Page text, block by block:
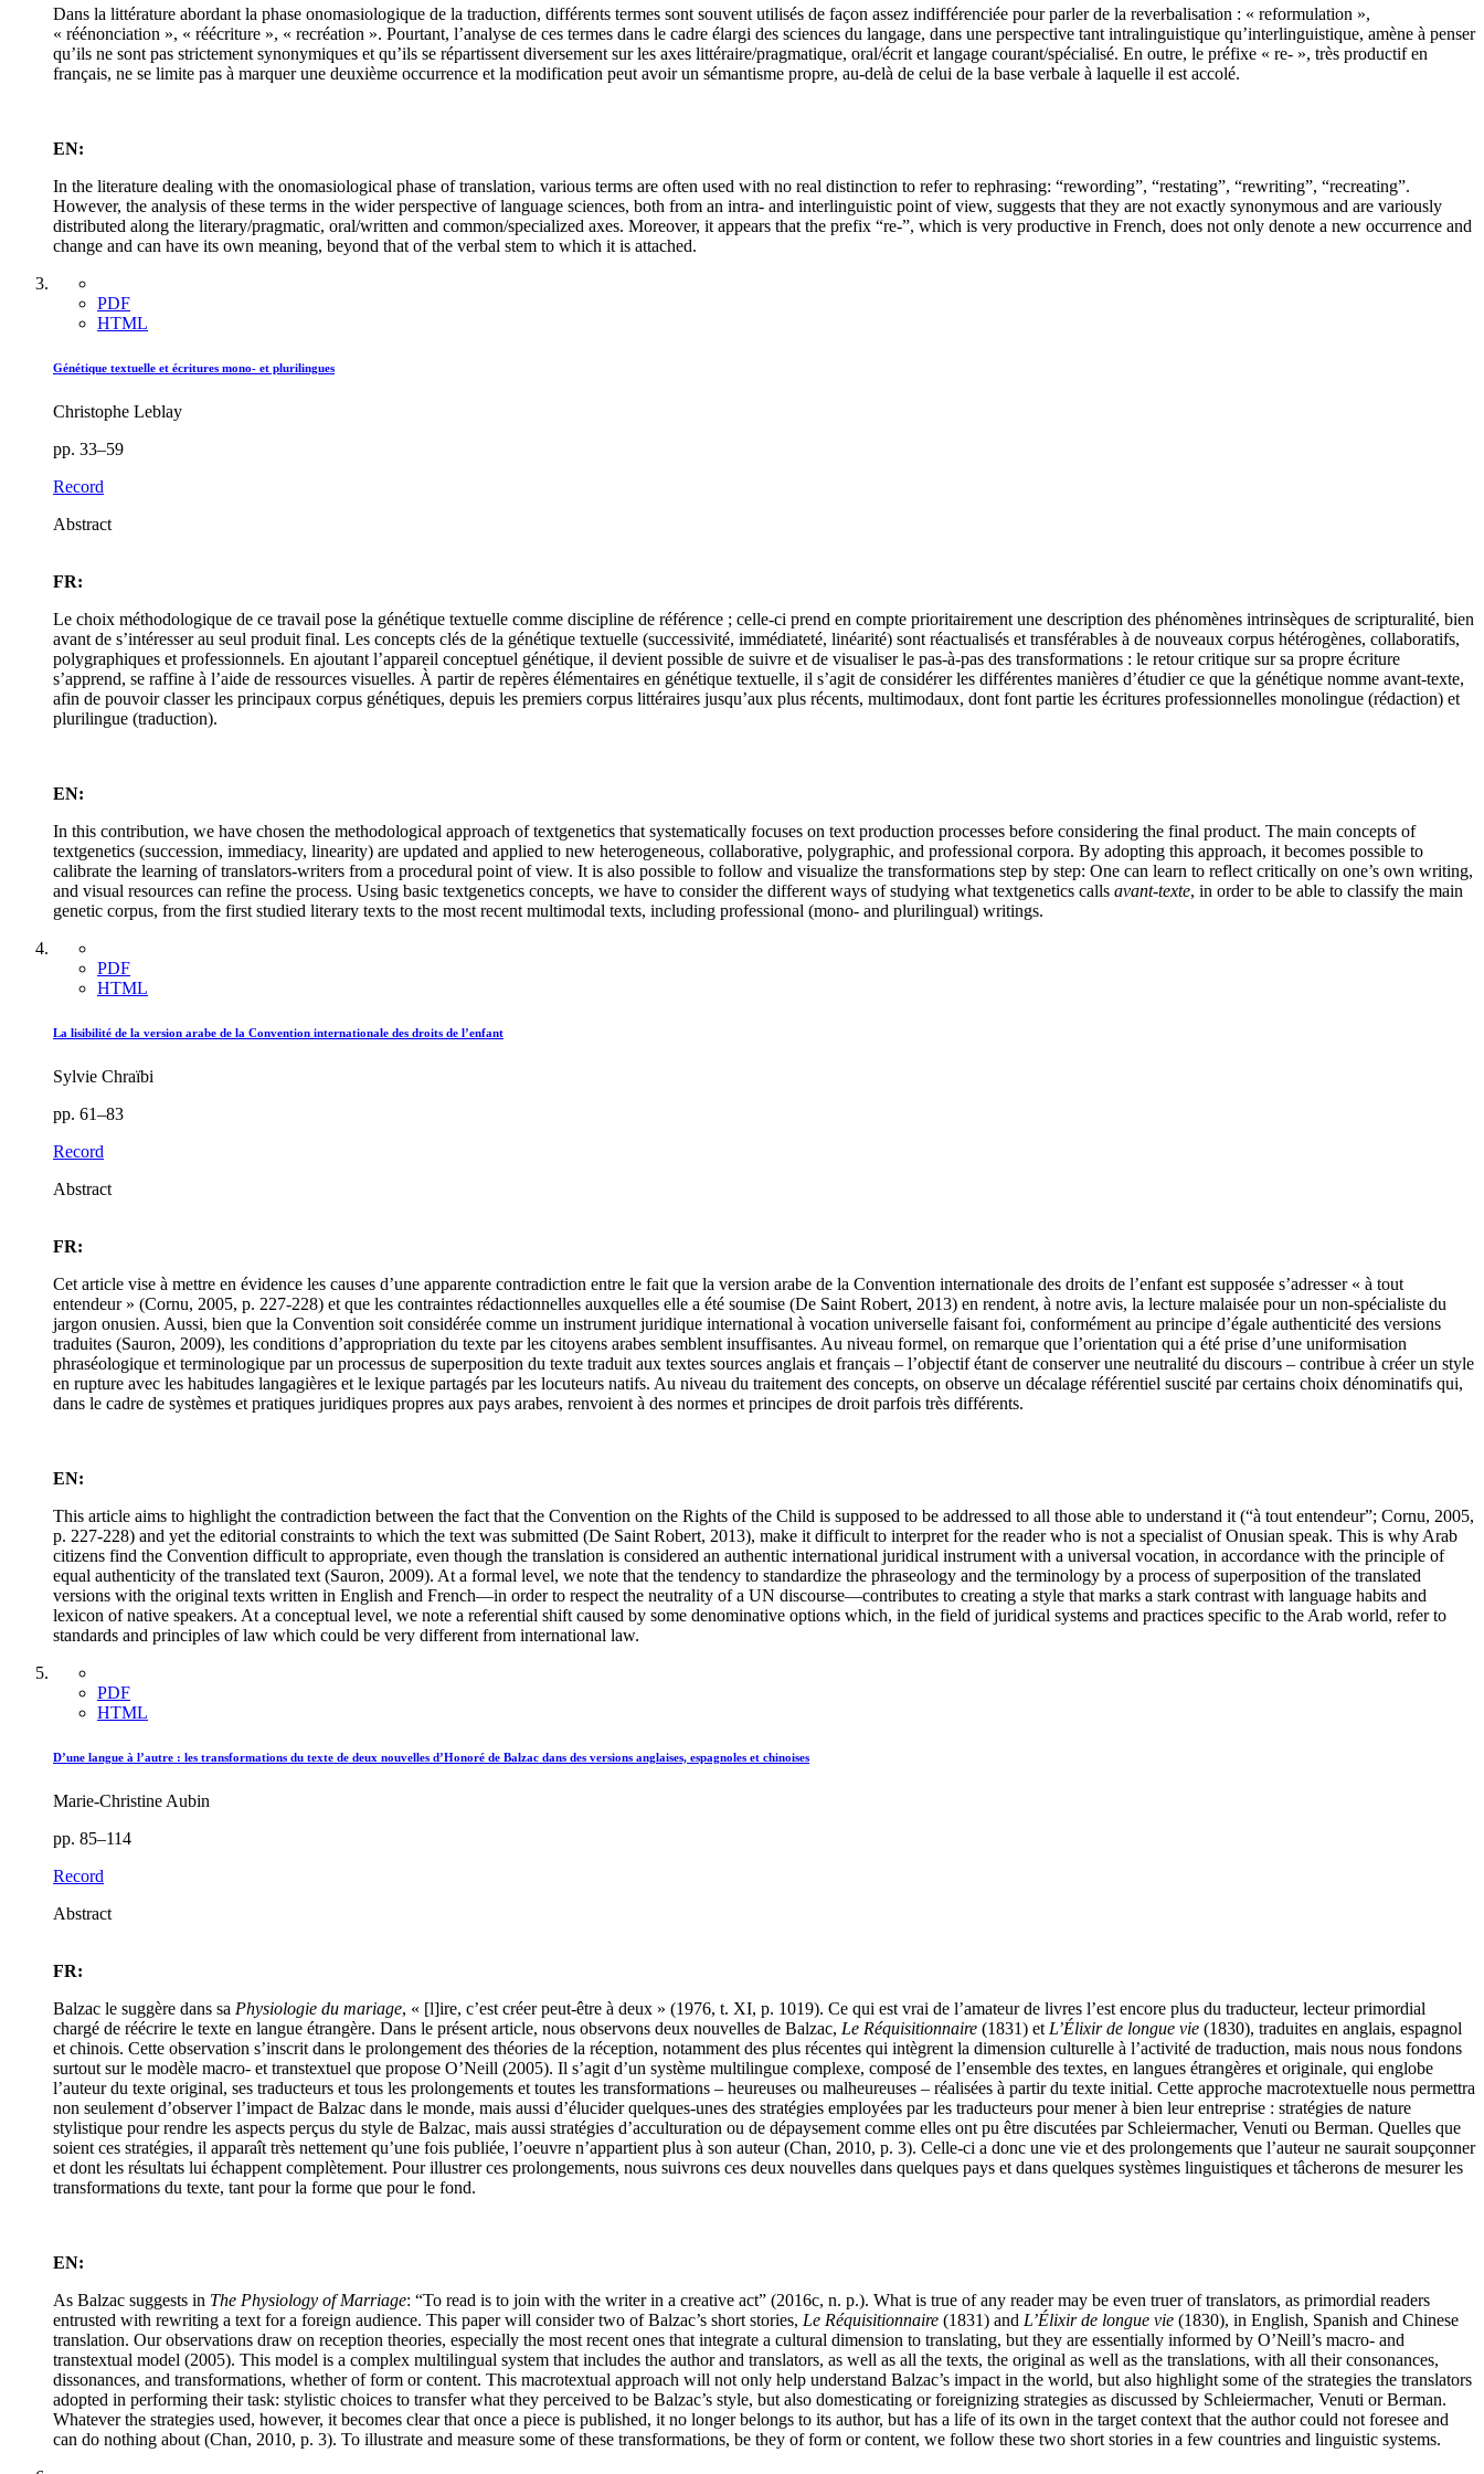
Dans la littérature abordant la phase onomasiologique de la traduction, différents termes sont souvent utilisés de façon assez indifférenciée pour parler de la reverbalisation : « reformulation »,
« réénonciation », « réécriture », « recréation ». Pourtant, l’analyse de ces termes dans le cadre élargi des sciences du langage, dans une perspective tant intralinguistique qu’interlinguistique, amène à penser
qu’ils ne sont pas strictement synonymiques et qu’ils se répartissent diversement sur les axes littéraire/pragmatique, oral/écrit et langage courant/spécialisé. En outre, le préfixe « re- », très productif en
français, ne se limite pas à marquer une deuxième occurrence et la modification peut avoir un sémantisme propre, au-delà de celui de la base verbale à laquelle il est accolé.
EN:
In the literature dealing with the onomasiological phase of translation, various terms are often used with no real distinction to refer to rephrasing: “rewording”, “restating”, “rewriting”, “recreating”.
However, the analysis of these terms in the wider perspective of language sciences, both from an intra- and interlinguistic point of view, suggests that they are not exactly synonymous and are variously
distributed along the literary/pragmatic, oral/written and common/specialized axes. Moreover, it appears that the prefix “re-”, which is very productive in French, does not only denote a new occurrence and
change and can have its own meaning, beyond that of the verbal stem to which it is attached.
PDF
HTML
Génétique textuelle et écritures mono- et plurilingues
Christophe Leblay
pp. 33–59
Record
Abstract
FR:
Le choix méthodologique de ce travail pose la génétique textuelle comme discipline de référence ; celle-ci prend en compte prioritairement une description des phénomènes intrinsèques de scripturalité, bien
avant de s’intéresser au seul produit final. Les concepts clés de la génétique textuelle (successivité, immédiateté, linéarité) sont réactualisés et transférables à de nouveaux corpus hétérogènes, collaboratifs,
polygraphiques et professionnels. En ajoutant l’appareil conceptuel génétique, il devient possible de suivre et de visualiser le pas-à-pas des transformations : le retour critique sur sa propre écriture
s’apprend, se raffine à l’aide de ressources visuelles. À partir de repères élémentaires en génétique textuelle, il s’agit de considérer les différentes manières d’étudier ce que la génétique nomme avant-texte,
afin de pouvoir classer les principaux corpus génétiques, depuis les premiers corpus littéraires jusqu’aux plus récents, multimodaux, dont font partie les écritures professionnelles monolingue (rédaction) et
plurilingue (traduction).
EN:
In this contribution, we have chosen the methodological approach of textgenetics that systematically focuses on text production processes before considering the final product. The main concepts of
textgenetics (succession, immediacy, linearity) are updated and applied to new heterogeneous, collaborative, polygraphic, and professional corpora. By adopting this approach, it becomes possible to
calibrate the learning of translators-writers from a procedural point of view. It is also possible to follow and visualize the transformations step by step: One can learn to reflect critically on one’s own writing,
and visual resources can refine the process. Using basic textgenetics concepts, we have to consider the different ways of studying what textgenetics calls avant-texte, in order to be able to classify the main
genetic corpus, from the first studied literary texts to the most recent multimodal texts, including professional (mono- and plurilingual) writings.
PDF
HTML
La lisibilité de la version arabe de la Convention internationale des droits de l’enfant
Sylvie Chraïbi
pp. 61–83
Record
Abstract
FR:
Cet article vise à mettre en évidence les causes d’une apparente contradiction entre le fait que la version arabe de la Convention internationale des droits de l’enfant est supposée s’adresser « à tout
entendeur » (Cornu, 2005, p. 227-228) et que les contraintes rédactionnelles auxquelles elle a été soumise (De Saint Robert, 2013) en rendent, à notre avis, la lecture malaisée pour un non-spécialiste du
jargon onusien. Aussi, bien que la Convention soit considérée comme un instrument juridique international à vocation universelle faisant foi, conformément au principe d’égale authenticité des versions
traduites (Sauron, 2009), les conditions d’appropriation du texte par les citoyens arabes semblent insuffisantes. Au niveau formel, on remarque que l’orientation qui a été prise d’une uniformisation
phraséologique et terminologique par un processus de superposition du texte traduit aux textes sources anglais et français – l’objectif étant de conserver une neutralité du discours – contribue à créer un style
en rupture avec les habitudes langagières et le lexique partagés par les locuteurs natifs. Au niveau du traitement des concepts, on observe un décalage référentiel suscité par certains choix dénominatifs qui,
dans le cadre de systèmes et pratiques juridiques propres aux pays arabes, renvoient à des normes et principes de droit parfois très différents.
EN:
This article aims to highlight the contradiction between the fact that the Convention on the Rights of the Child is supposed to be addressed to all those able to understand it (“à tout entendeur”; Cornu, 2005,
p. 227-228) and yet the editorial constraints to which the text was submitted (De Saint Robert, 2013), make it difficult to interpret for the reader who is not a specialist of Onusian speak. This is why Arab
citizens find the Convention difficult to appropriate, even though the translation is considered an authentic international juridical instrument with a universal vocation, in accordance with the principle of
equal authenticity of the translated text (Sauron, 2009). At a formal level, we note that the tendency to standardize the phraseology and the terminology by a process of superposition of the translated
versions with the original texts written in English and French—in order to respect the neutrality of a UN discourse—contributes to creating a style that marks a stark contrast with language habits and
lexicon of native speakers. At a conceptual level, we note a referential shift caused by some denominative options which, in the field of juridical systems and practices specific to the Arab world, refer to
standards and principles of law which could be very different from international law.
PDF
HTML
D’une langue à l’autre : les transformations du texte de deux nouvelles d’Honoré de Balzac dans des versions anglaises, espagnoles et chinoises
Marie-Christine Aubin
pp. 85–114
Record
Abstract
FR:
Balzac le suggère dans sa Physiologie du mariage, « [l]ire, c’est créer peut-être à deux » (1976, t. XI, p. 1019). Ce qui est vrai de l’amateur de livres l’est encore plus du traducteur, lecteur primordial
chargé de réécrire le texte en langue étrangère. Dans le présent article, nous observons deux nouvelles de Balzac, Le Réquisitionnaire (1831) et L’Élixir de longue vie (1830), traduites en anglais, espagnol
et chinois. Cette observation s’inscrit dans le prolongement des théories de la réception, notamment des plus récentes qui intègrent la dimension culturelle à l’activité de traduction, mais nous nous fondons
surtout sur le modèle macro- et transtextuel que propose O’Neill (2005). Il s’agit d’un système multilingue complexe, composé de l’ensemble des textes, en langues étrangères et originale, qui englobe
l’auteur du texte original, ses traducteurs et tous les prolongements et toutes les transformations – heureuses ou malheureuses – réalisées à partir du texte initial. Cette approche macrotextuelle nous permettra
non seulement d’observer l’impact de Balzac dans le monde, mais aussi d’élucider quelques-unes des stratégies employées par les traducteurs pour mener à bien leur entreprise : stratégies de nature
stylistique pour rendre les aspects perçus du style de Balzac, mais aussi stratégies d’acculturation ou de dépaysement comme elles ont pu être discutées par Schleiermacher, Venuti ou Berman. Quelles que
soient ces stratégies, il apparaît très nettement qu’une fois publiée, l’oeuvre n’appartient plus à son auteur (Chan, 2010, p. 3). Celle-ci a donc une vie et des prolongements que l’auteur ne saurait soupçonner
et dont les résultats lui échappent complètement. Pour illustrer ces prolongements, nous suivrons ces deux nouvelles dans quelques pays et dans quelques systèmes linguistiques et tâcherons de mesurer les
transformations du texte, tant pour la forme que pour le fond.
EN:
As Balzac suggests in The Physiology of Marriage: “To read is to join with the writer in a creative act” (2016c, n. p.). What is true of any reader may be even truer of translators, as primordial readers
entrusted with rewriting a text for a foreign audience. This paper will consider two of Balzac’s short stories, Le Réquisitionnaire (1831) and L’Élixir de longue vie (1830), in English, Spanish and Chinese
translation. Our observations draw on reception theories, especially the most recent ones that integrate a cultural dimension to translating, but they are essentially informed by O’Neill’s macro- and
transtextual model (2005). This model is a complex multilingual system that includes the author and translators, as well as all the texts, the original as well as the translations, with all their consonances,
dissonances, and transformations, whether of form or content. This macrotextual approach will not only help understand Balzac’s impact in the world, but also highlight some of the strategies the translators
adopted in performing their task: stylistic choices to transfer what they perceived to be Balzac’s style, but also domesticating or foreignizing strategies as discussed by Schleiermacher, Venuti or Berman.
Whatever the strategies used, however, it becomes clear that once a piece is published, it no longer belongs to its author, but has a life of its own in the target context that the author could not foresee and
can do nothing about (Chan, 2010, p. 3). To illustrate and measure some of these transformations, be they of form or content, we follow these two short stories in a few countries and linguistic systems.